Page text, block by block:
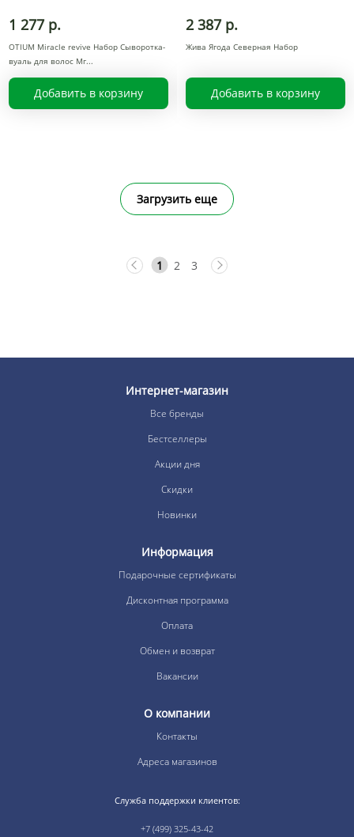
1 277 р.
OTIUM Miracle revive Набор Сыворотка-
вуаль для волос Мг
Добавить в корзину
2 387 р.
Жива Ягода Северная Набор
Добавить в корзину
Загрузить еще
1 2 3
Интернет-магазин
Все бренды
Бестселлеры
Акции дня
Скидки
Новинки
Информация
Подарочные сертификаты
Дисконтная программа
Оплата
Обмен и возврат
Вакансии
О компании
Контакты
Адреса магазинов
Служба поддержки клиентов:
+7 (499) 325-43-42